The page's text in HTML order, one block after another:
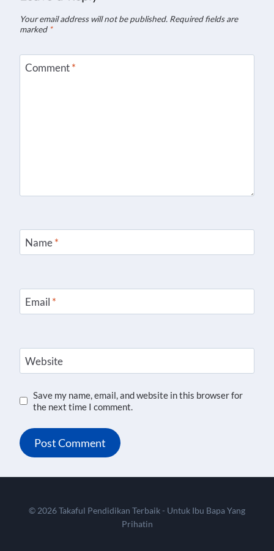
Your email address will not be published. Required fields are
marked *
Comment*
Name*
Email *
Website
Save my name, email, and website in this browser for
the next time I comment.
© 2026 Takaful Pendidikan Terbaik - Untuk Ibu Bapa Yang
Prihatin